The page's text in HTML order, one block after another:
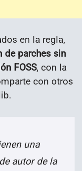
en la regla,
de parches sin
FOSS, con la
con otros
una
autor de la